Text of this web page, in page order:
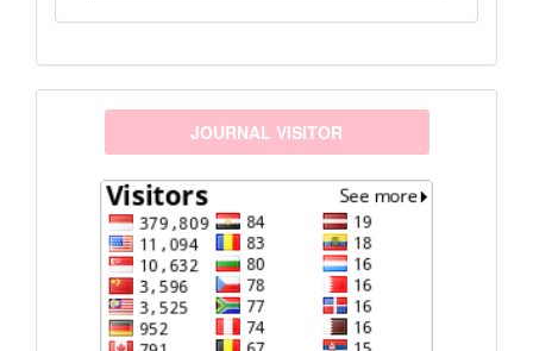
visitors JOURNAL VISITOR